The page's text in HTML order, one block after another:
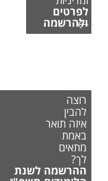
לפרטים
ולהרשמה
רוצה
להבין
איזה תואר
באמת
מתאים
לך?
ההרשמה לשנת